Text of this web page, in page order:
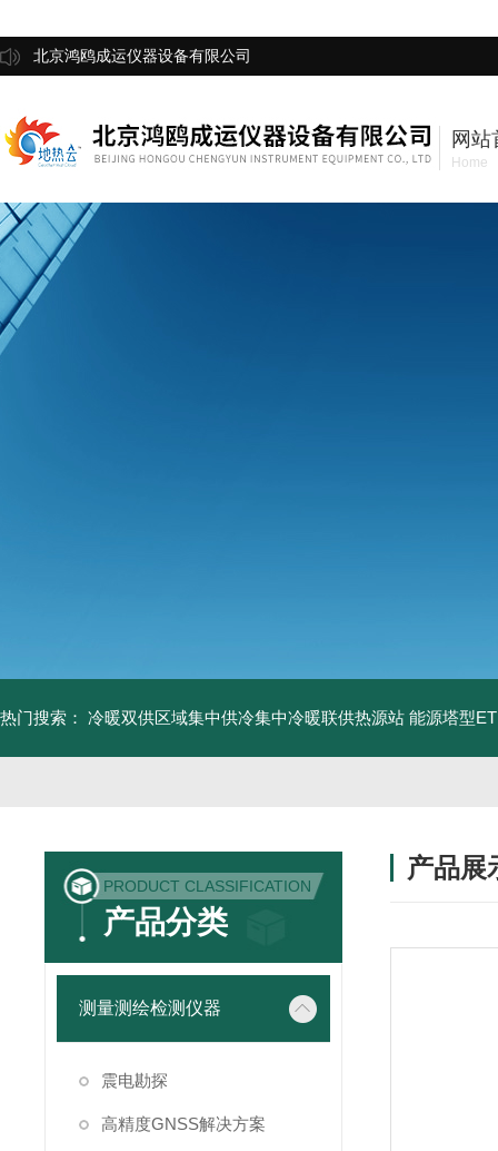
北京鸿鸥成运仪器设备有限公司
网站
Home
热门搜索： 冷暖双供区域集中供冷集中冷暖联供热源站 能源塔型
PRODUCT CLASSIFICATION
产品分类
测量测绘检测仪器
震电勘探
高精度GNSS解决方案
产品展